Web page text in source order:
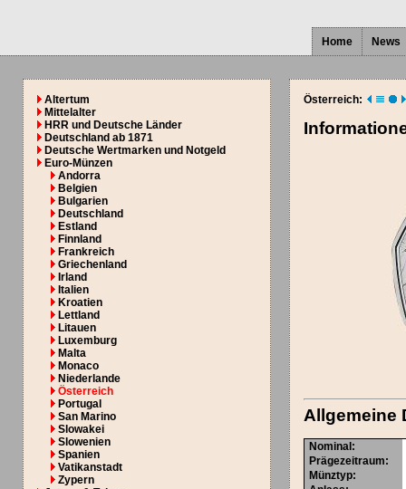
Home News
Altertum
Mittelalter
HRR und Deutsche Länder
Deutschland ab 1871
Deutsche Wertmarken und Notgeld
Euro-Münzen
Andorra
Belgien
Bulgarien
Deutschland
Estland
Finnland
Frankreich
Griechenland
Irland
Italien
Kroatien
Lettland
Litauen
Luxemburg
Malta
Monaco
Niederlande
Österreich
Portugal
San Marino
Slowakei
Slowenien
Spanien
Vatikanstadt
Zypern
Österreich:
Allgemeine
Nominal :
Prägezeitraum:
Münztyp: